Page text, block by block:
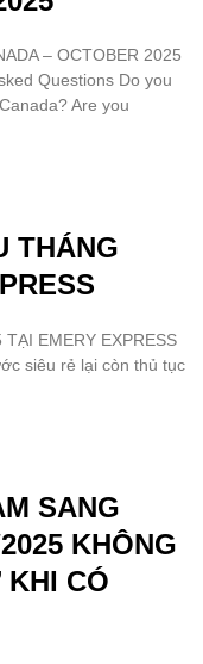
– OCTOBER 2025
Questions Do you
Are you
THÁNG
EMERY EXPRESS
siêu rẻ lại còn thủ tục
SANG
KHÔNG
KHI CÓ